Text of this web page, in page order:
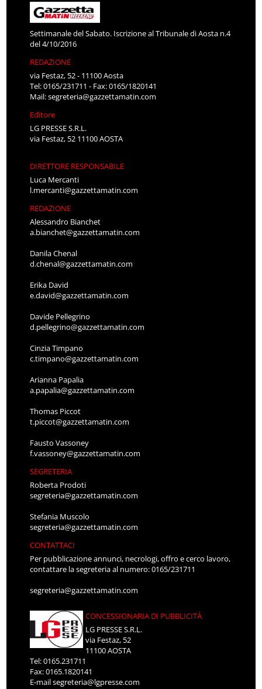
Settimanale del Sabato. Iscrizione al Tribunale di Aosta n.4
del 4/10/2016
REDAZIONE
via Festaz, 52 - 11100 Aosta
Tel: 0165/231711 - Fax: 0165/1820141
Mail:segreteria@gazzettamatin.com
Editore
LG PRESSE S.R.L.
via Festaz, 52 11100 AOSTA
DIRETTORE RESPONSABILE
Luca Mercanti
l.mercanti@gazzettamatin.com
REDAZIONE
Alessandro Bianchet
a.bianchet@gazzettamatin.com
Danila Chenal
d.chenal@gazzettamatin.com
Erika David
e.david@gazzettamatin.com
Davide Pellegrino
d.pellegrino@gazzettamatin.com
Cinzia Timpano
c.timpano@gazzettamatin.com
Arianna Papalia
a.papalia@gazzettamatin.com
Thomas Piccot
t.piccot@gazzettamatin.com
Fausto Vassoney
f.vassoney@gazzettamatin.com
SEGRETERIA
Roberta Prodoti
segreteria@gazzettamatin.com
Stefania Muscolo
segreteria@gazzettamatin.com
CONTATTACI
Per pubblicazione annunci, necrologi, offro e cerco lavoro,
contattare la segreteria al numero: 0165/231711
segreteria@gazzettamatin.com
CONCESSIONARIA DI PUBBLICITÀ
LG PRESSE S.R.L.
via Festaz, 52
11100 AOSTA
Tel: 0165.231711
Fax: 0165.1820141
E-mailsegreteria@lgpresse.com